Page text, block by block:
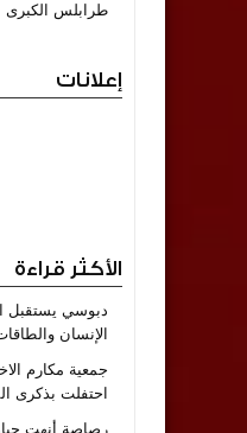
طرابلس الكبرى
إعلانات
الأكثر قراءة
دبوسي يستقبل
الإنسان
جمعية مكارم
احتفلت بذكرى
رصاصة أنهت